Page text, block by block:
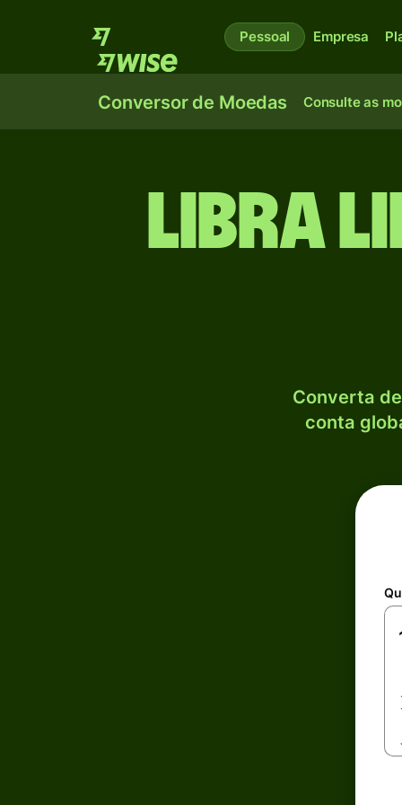
Pessoal Empresa
Conversor de Moedas Consulte as
Libra
Converta
conta